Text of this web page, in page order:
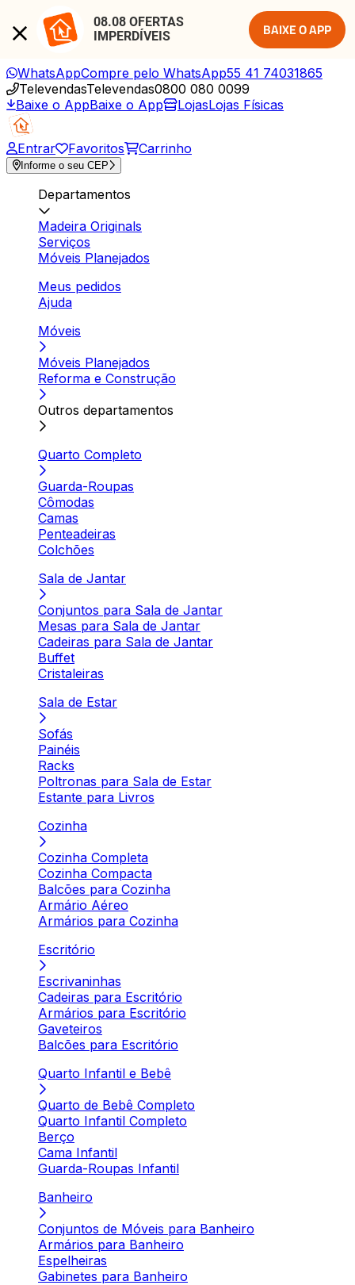
08.08 OFERTAS
IMPERDÍVEIS
BAIXE O APP
WhatsAppCompre pelo WhatsApp55 41 74031865
TelevendasTelevendas0800 080 0099
Baixe o AppBaixe o App LojasLojas Físicas
Entrar Favoritos Carrinho
Informe o seu CEP
Departamentos
Madeira Originals
Serviços
Móveis Planejados
Meus pedidos
Ajuda
Móveis
Móveis Planejados
Reforma e Construção
Outros departamentos
Quarto Completo
Guarda-Roupas
Cômodas
Camas
Penteadeiras
Colchões
Sala de Jantar
Conjuntos para Sala de Jantar
Mesas para Sala de Jantar
Cadeiras para Sala de Jantar
Buffet
Cristaleiras
Sala de Estar
Sofás
Painéis
Racks
Poltronas para Sala de Estar
Estante para Livros
Cozinha
Cozinha Completa
Cozinha Compacta
Balcões para Cozinha
Armário Aéreo
Armários para Cozinha
Escritório
Escrivaninhas
Cadeiras para Escritório
Armários para Escritório
Gaveteiros
Balcões para Escritório
Quarto Infantil e Bebê
Quarto de Bebê Completo
Quarto Infantil Completo
Berço
Cama Infantil
Guarda-Roupas Infantil
Banheiro
Conjuntos de Móveis para Banheiro
Armários para Banheiro
Espelheiras
Gabinetes para Banheiro